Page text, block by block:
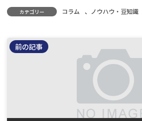
カテゴリー コラム 、 ノウハウ・豆知識
前の記事